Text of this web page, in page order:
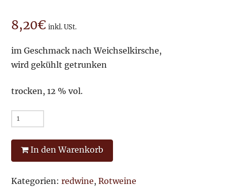
8,20€ inkl. USt.
im Geschmack nach Weichselkirsche,
wird gekühlt getrunken
trocken, 12 % vol.
Zweigelt
2025
MengeIn den Warenkorb
Kategorien:redwine,Rotweine